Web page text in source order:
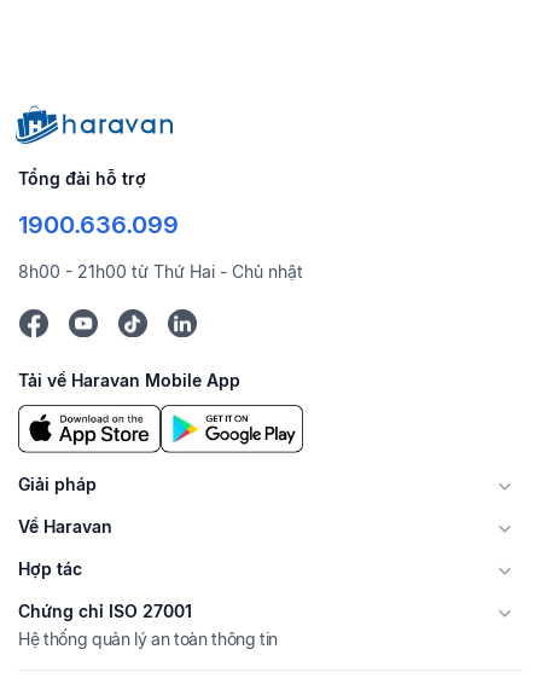
Tổng đài hỗ trợ
1900.636.099
8h00 - 21h00 từ Thứ Hai - Chủ nhật
Tải về Haravan Mobile App
Giải pháp
Về Haravan
Hợp tác
Chứng chỉ ISO 27001
Hệ thống quản lý an toàn thông tin